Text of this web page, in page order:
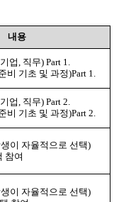
내용
업, 직무) Part 1.
비 기초 및 과정)Part 1.
업, 직무) Part 2.
비 기초 및 과정)Part 2.
이 자율적으로 선택)
참여
이 자율적으로 선택)